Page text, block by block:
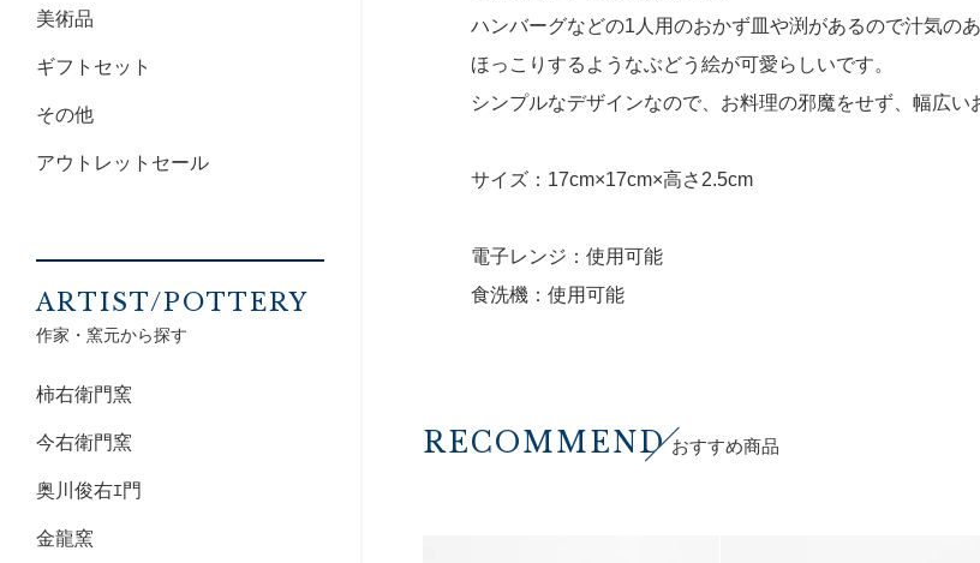
ハンバーグなどの1人用のおかず皿や渕があるので汁気の
ほっこりするようなぶどう絵が可愛らしいです。
シンプルなデザインなので、お料理の邪魔をせず、幅広い
サイズ：17cm×17cm×高さ2.5cm
電子レンジ：使用可能
食洗機：使用可能
RECOMMEND おすすめ商品
美術品
ギフトセット
その他
アウトレットセール
ARTIST/POTTERY
作家・窯元から探す
柿右衛門窯
今右衛門窯
奥川俊右ｴ門
金龍窯